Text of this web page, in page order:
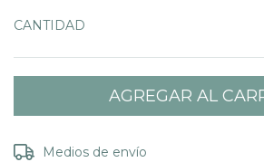
CANTIDAD
Entregas para el CP:
Medios de envío